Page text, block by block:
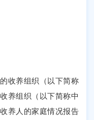
收养组织（以下简称
养组织（以下简称中
养人的家庭情况报告